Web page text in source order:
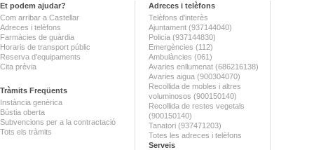
Et podem ajudar?
Com arribar a Castellar
Adreces i telèfons
Farmàcies de guàrdia
Horaris de transport públic
Reserva d'equipaments
Cita prèvia
Tràmits Freqüents
Instància genèrica
Bústia oberta
Subvencions per a la contractació
Tots els tràmits
Adreces i telèfons
Telèfons d'interès
Ajuntament (937144040)
Policia (937144830)
Emergències (112)
Ambulàncies (061)
Avaries enllumenat (686216138)
Avaries aigua (900304070)
Recollida de mobles i altres
voluminosos (900150140)
Recollida de restes vegetals
(900150140)
Tanatori (937471203)
Totes les adreces i telèfons
Serveis